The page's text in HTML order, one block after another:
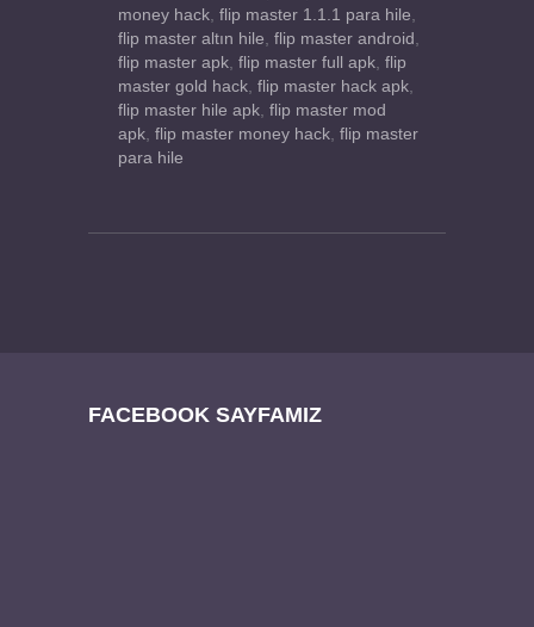
money hack, flip master 1.1.1 para hile,
flip master altın hile, flip master android ,
flip master apk, flip master full apk, flip
master gold hack, flip master hack apk,
flip master hile apk, flip master mod
apk, flip master money hack, flip master
para hile
FACEBOOK SAYFAMIZ